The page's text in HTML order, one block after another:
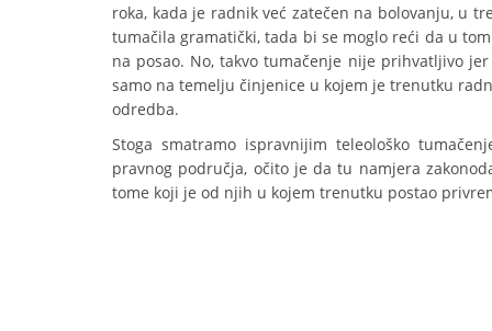
roka, kada je radnik već zatečen na bolovanju, u
tumačila gramatički, tada bi se moglo reći da u
na posao. No, takvo tumačenje nije prihvatljivo
samo na temelju činjenice u kojem je trenutku
odredba.
Stoga smatramo ispravnijim teleološko
pravnog područja, očito je da tu namjera
tome koji je od njih u kojem trenutku postao